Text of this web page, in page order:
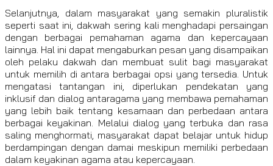
Selanjutnya, dalam masyarakat yang semakin pluralistik
seperti saat ini, dakwah sering kali menghadapi persaingan
dengan berbagai pemahaman agama dan kepercayaan
lainnya. Hal ini dapat mengaburkan pesan yang disampaikan
oleh pelaku dakwah dan membuat sulit bagi masyarakat
untuk memilih di antara berbagai opsi yang tersedia. Untuk
mengatasi tantangan ini, diperlukan pendekatan yang
inklusif dan dialog antaragama yang membawa pemahaman
yang lebih baik tentang kesamaan dan perbedaan antara
berbagai keyakinan. Melalui dialog yang terbuka dan rasa
saling menghormati, masyarakat dapat belajar untuk hidup
berdampingan dengan damai meskipun memiliki perbedaan
dalam keyakinan agama atau kepercayaan.